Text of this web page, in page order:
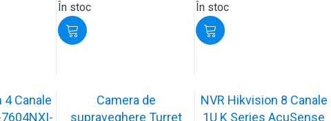
În stoc În stoc
4 Canale
Camera de
supraveghere Turret
NVR Hikvision 8 Canale
1U K Series AcuSense